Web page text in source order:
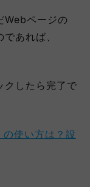
Webページの
あれば、
クしたら完了で
使い方は？設